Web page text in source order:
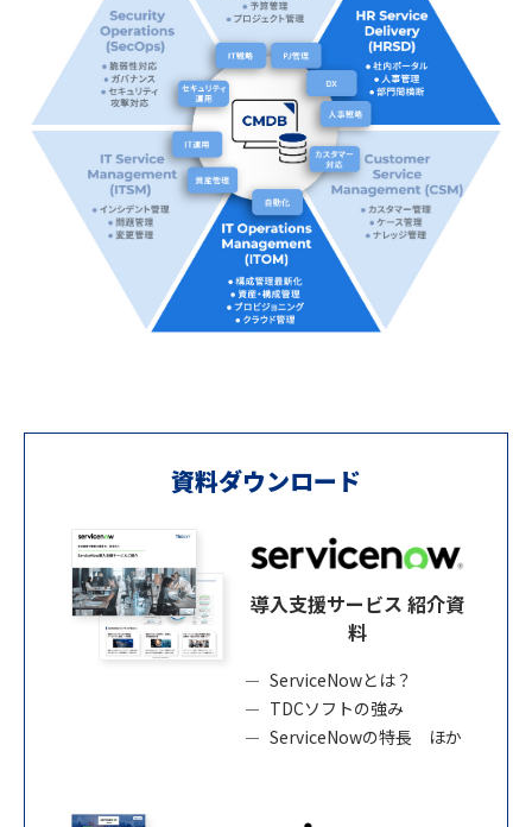
資料ダウンロード
導入支援サービス 紹介資
料
ServiceNowとは？
TDCソフトの強み
ServiceNowの特長 ほか